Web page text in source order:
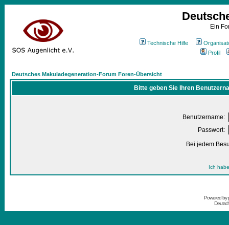
Ein
Technische Hilfe
Profil
Deutsches Makuladegeneration-Forum Foren-Übersicht
Bitte geben Sie Ihren
Benutzername:
Passwort:
Bei jedem
Ich
Powered by